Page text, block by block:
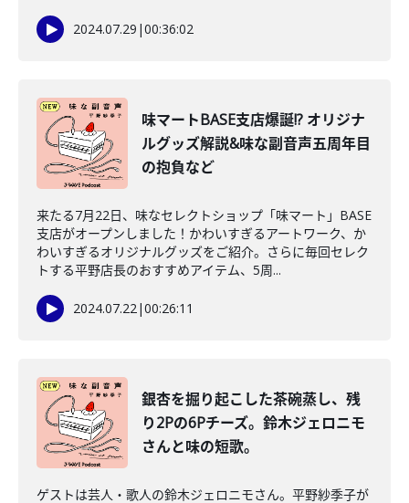
2024.07.29 |00:36:02
味マートBASE支店爆誕!? オリジナ
ルグッズ解説&味な副音声五周年目
の抱負など
来たる7月22日、味なセレクトショップ「味マート」BASE
支店がオープンしました！かわいすぎるアートワーク、か
わいすぎるオリジナルグッズをご紹介。さらに毎回セレク
トする平野店長のおすすめアイテム、5周...
2024.07.22|00:26:11
銀杏を掘り起こした茶碗蒸し、残
り2Pの6Pチーズ。鈴木ジェロニモ
さんと味の短歌。
ゲストは芸人・歌人の鈴木ジェロニモさん。平野紗季子が